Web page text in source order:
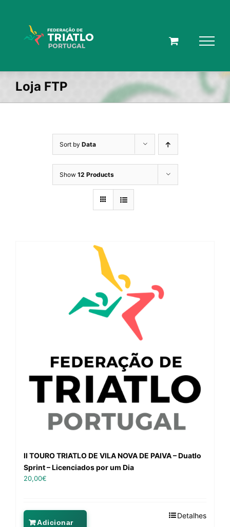
Loja FTP
Sort by Data
Show 12 Products
II TOURO TRIATLO DE VILA NOVA DE PAIVA – Duatlo
Sprint – Licenciados por um Dia
20,00€
Adicionar
Detalhes